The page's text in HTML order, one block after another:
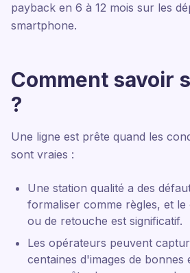
payback en 6 à 12 mois sur les
smartphone.
Comment savoir
?
Une ligne est prête quand les
sont vraies :
Une station qualité a des
formaliser comme règles, et
ou de retouche est significatif.
Les opérateurs peuvent
centaines d'images de bonnes